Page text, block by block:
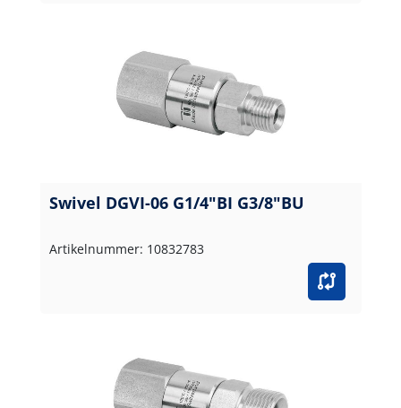
Swivel DGVI-06 G1/4"BI G3/8"BU
Artikelnummer: 10832783